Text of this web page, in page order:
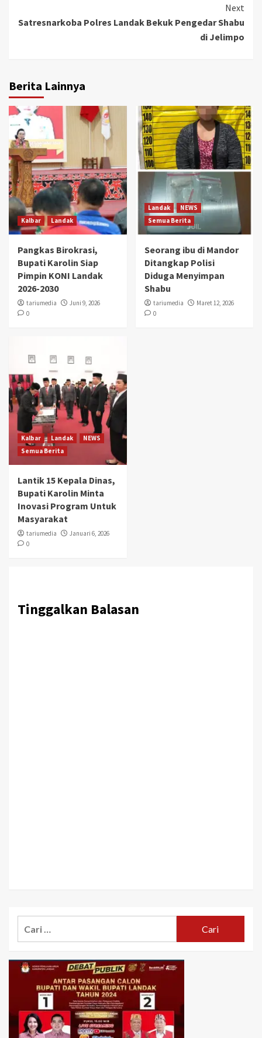
Next
Satresnarkoba Polres Landak Bekuk Pengedar Shabu
di Jelimpo
Berita Lainnya
Kalbar Landak
Pangkas Birokrasi,
Bupati Karolin Siap
Pimpin KONI Landak
2026-2030
tariumedia
Juni 9, 2026
0
Landak
NEWS
Semua Berita
Seorang ibu di Mandor
Ditangkap Polisi
Diduga Menyimpan
Shabu
tariumedia
Maret 12, 2026
0
Kalbar Landak
NEWS
Semua Berita
Lantik 15 Kepala Dinas,
Bupati Karolin Minta
Inovasi Program Untuk
Masyarakat
tariumedia
Januari 6, 2026
0
Tinggalkan Balasan